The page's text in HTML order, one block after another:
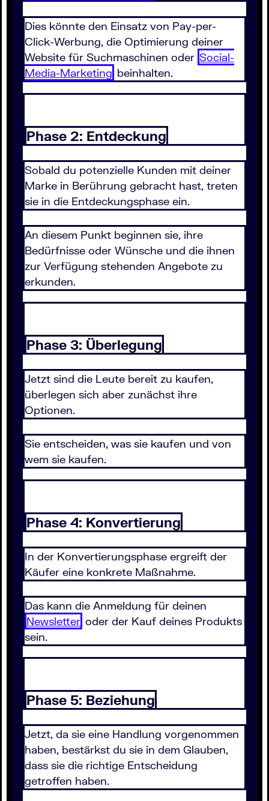
Dies könnte den Einsatz von Pay-per-
Click-Werbung, die Optimierung deiner
Website für Suchmaschinen oder Social-
Media-Marketing beinhalten.
Phase 2: Entdeckung
Sobald du potenzielle Kunden mit deiner
Marke in Berührung gebracht hast, treten
sie in die Entdeckungsphase ein.
An diesem Punkt beginnen sie, ihre
Bedürfnisse oder Wünsche und die ihnen
zur Verfügung stehenden Angebote zu
erkunden.
Phase 3: Überlegung
Jetzt sind die Leute bereit zu kaufen,
überlegen sich aber zunächst ihre
Optionen.
Sie entscheiden, was sie kaufen und von
wem sie kaufen.
Phase 4: Konvertierung
In der Konvertierungsphase ergreift der
Käufer eine konkrete Maßnahme.
Das kann die Anmeldung für deinen
Newsletter oder der Kauf deines Produkts
sein.
Phase 5: Beziehung
Jetzt, da sie eine Handlung vorgenommen
haben, bestärkst du sie in dem Glauben,
dass sie die richtige Entscheidung
getroffen haben.